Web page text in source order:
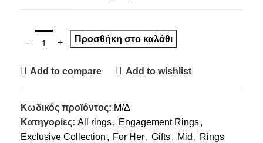
Προσθήκη στο καλάθι
Add to compare Add to wishlist
Κωδικός προϊόντος: Μ/Δ
Κατηγορίες: All rings, Engagement Rings,
Exclusive Collection , For Her, Gifts, Mid , Rings